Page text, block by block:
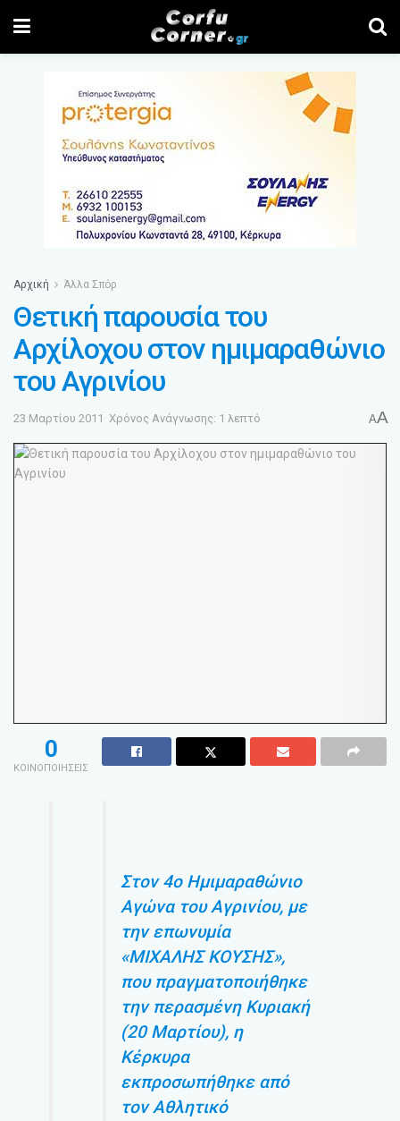
Αρχική Άλλα Σπόρ
Θετική παρουσία του
Αρχίλοχου στον ημιμαραθώνιο
του Αγρινίου
23 Μαρτίου 2011 Χρόνος Ανάγνωσης: 1 λεπτό AA
0
ΚΟΙΝΟΠΟΙΗΣΕΙΣ
Στον 4ο Ημιμαραθώνιο
Αγώνα του Αγρινίου, με
την επωνυμία
«ΜΙΧΑΛΗΣ ΚΟΥΣΗΣ»,
που πραγματοποιήθηκε
την περασμένη Κυριακή
(20 Μαρτίου), η
Κέρκυρα
εκπροσωπήθηκε από
τον Αθλητικό